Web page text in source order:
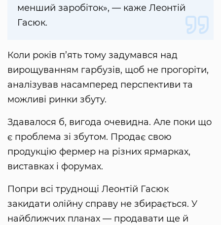
менший заробіток», — каже Леонтій
Гасюк.
Коли років п’ять тому задумався над
вирощуванням гарбузів, щоб не прогоріти,
аналізував насамперед перспективи та
можливі ринки збуту.
Здавалося б, вигода очевидна. Але поки що
є проблема зі збутом. Продає свою
продукцію фермер на різних ярмарках,
виставках і форумах.
Попри всі труднощі Леонтій Гасюк
закидати олійну справу не збирається. У
найближчих планах — продавати ще й